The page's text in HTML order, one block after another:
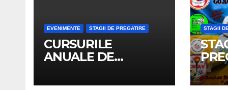
EVENIMENTE STAGII DE PREGATIRE
CURSURILE
ANUALE DE
PROMOVARE A
STAGII